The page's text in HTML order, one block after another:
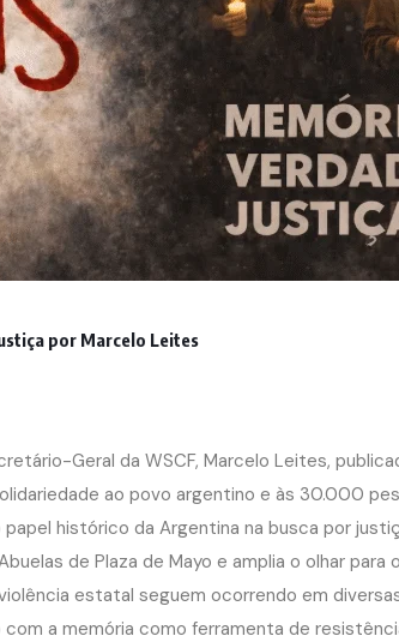
por Marcelo Leites
Geral da WSCF, Marcelo Leites,
ao povo argentino e às 30.000
histórico da Argentina na busca por
de Plaza de Mayo e amplia o olhar
estatal seguem ocorrendo em
a memória como ferramenta de
CESEEP
NASCE
DE 2026